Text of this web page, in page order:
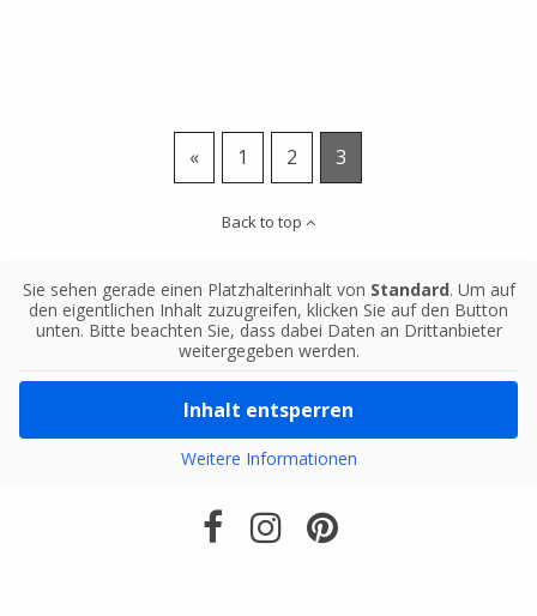
« 1 2 3
Back to top
Sie sehen gerade einen Platzhalterinhalt von Standard. Um auf
den eigentlichen Inhalt zuzugreifen, klicken Sie auf den Button
unten. Bitte beachten Sie, dass dabei Daten an Drittanbieter
weitergegeben werden.
Inhalt entsperren
Weitere Informationen